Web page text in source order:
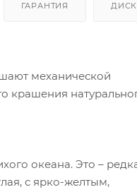
ГАРАНТИЯ
механической
крашения
океана. Это –
с ярко-желтым,